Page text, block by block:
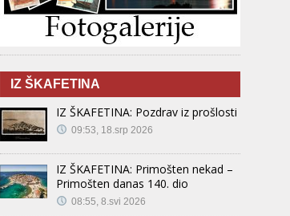
IZ ŠKAFETINA
IZ ŠKAFETINA: Pozdrav iz prošlosti
09:53, 18.srp 2026
IZ ŠKAFETINA: Primošten nekad –
Primošten danas 140. dio
08:55, 8.svi 2026